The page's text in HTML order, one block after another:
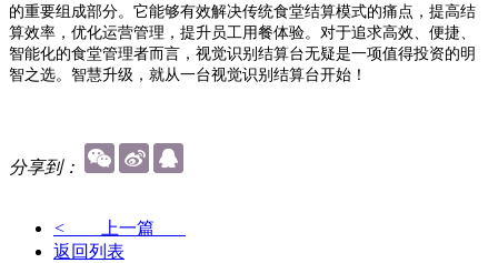
的重要组成部分。它能够有效解决传统食堂结算模式的痛点，提高结
算效率，优化运营管理，提升员工用餐体验。对于追求高效、便捷、
智能化的食堂管理者而言，视觉识别结算台无疑是一项值得投资的明
智之选。智慧升级，就从一台视觉识别结算台开始！
分享到：
< 上一篇
返回列表